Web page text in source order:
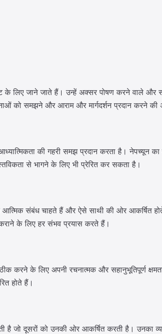
के लिए जाने जाते हैं। उन्हें अक्सर पोषण करने वाले
को समझने और आराम और मार्गदर्शन प्रदान करने की
की गहरी समझ प्रदान करता है।
से भागने के लिए भी प्रेरित कर सकता है।
आत्मिक संबंध चाहते हैं और ऐसे साथी की ओर आकर्षित
के लिए हर संभव प्रयास करते हैं।
करने के लिए अपनी रचनात्मक और सहानुभूतिपूर्ण
होते हैं।
है जो दूसरों को उनकी ओर आकर्षित करती है। उनका